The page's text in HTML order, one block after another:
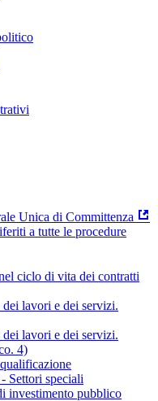
Unica di Committenza
a tutte le procedure
ciclo di vita dei contratti
lavori e dei servizi.
lavori e dei servizi.
4)
Settori speciali
investimento pubblico